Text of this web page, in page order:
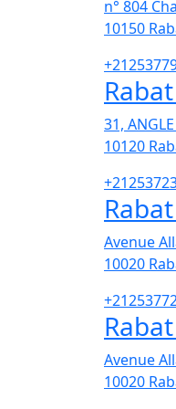
n° 804
10150
31,
10120
Avenue
10020
Avenue
10020